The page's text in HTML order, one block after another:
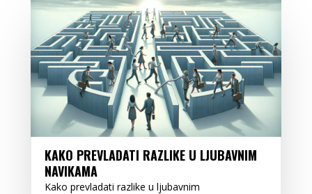
KAKO PREVLADATI RAZLIKE U LJUBAVNIM
NAVIKAMA
Kako prevladati razlike u ljubavnim